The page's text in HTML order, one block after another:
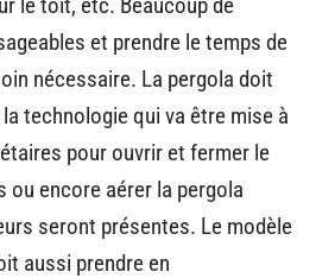
et prendre le temps de
nécessaire. La pergola doit
technologie qui va être mise à
pour ouvrir et fermer le
encore aérer la pergola
seront présentes. Le modèle
aussi prendre en